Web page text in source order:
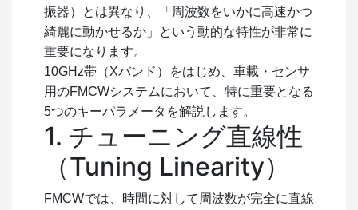
振器）とは異なり、「周波数をいかに高速かつ
綺麗に動かせるか」という動的な特性が非常に
重要になります。
10GHz帯（Xバンド）をはじめ、車載・センサ
用のFMCWシステムにおいて、特に重要となる
5つのキーパラメータを解説します。
1. チューニング直線性
（Tuning Linearity）
FMCWでは、時間に対して周波数が完全に直線